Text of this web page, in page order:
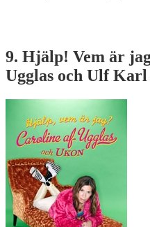
9. Hjälp! Vem är
Ugglas och Ulf